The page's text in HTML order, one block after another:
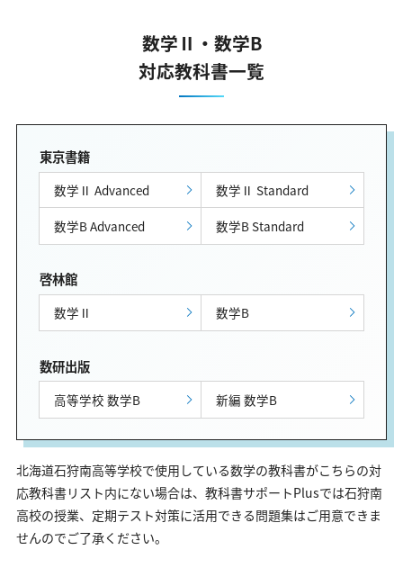
数学Ⅱ・数学B
対応教科書一覧
東京書籍
数学Ⅱ Advanced
数学Ⅱ Standard
数学B Advanced
数学B Standard
啓林館
数学Ⅱ 数学B
数研出版
高等学校 数学B 新編 数学B
北海道石狩南高等学校で使用している数学の教科書がこちらの対
応教科書リスト内にない場合は、教科書サポートPlusでは石狩南
高校の授業、定期テスト対策に活用できる問題集はご用意できま
せんのでご了承ください。